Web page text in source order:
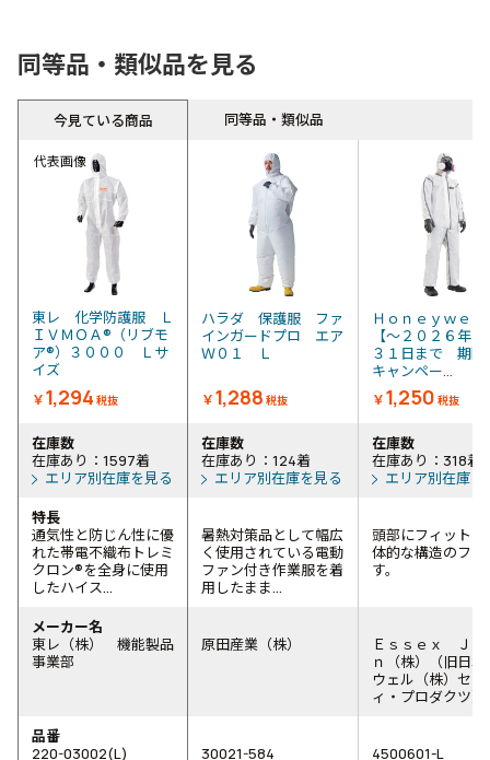
同等品・類似品を見る
今見ている商品 同等品・類似品
代表画像
東レ 化学防護服 Ｌ
ＩＶＭＯＡ®（リブモ
ア®）３０００ Ｌサ
イズ
￥1,294 税抜
ハラダ 保護服 ファ
インガードプロ エア
Ｗ０１ Ｌ
￥1,288 税抜
Ｈｏｎｅｙｗｅ
【～２０２６年
３１日まで 期間
キャンペー...
￥1,250 税抜
在庫数
在庫あり：1597着
エリア別在庫を見る
在庫数
在庫あり：124着
エリア別在庫を見る
在庫数
在庫あり：318着
エリア別在庫を
特長
通気性と防じん性に優
れた帯電不織布トレミ
クロン®を全身に使用
したハイス...
暑熱対策品として幅広
く使用されている電動
ファン付き作業服を着
用したまま...
頭部にフィットす
体的な構造のフー
す。
メーカー名
東レ（株） 機能製品
事業部
原田産業（株）
Ｅｓｓｅｘ Ｊａ
ｎ（株）（旧日本
ウェル（株）セー
ィ・プロダクツ）
品番
220-03002(L)
30021-584 4500601-L